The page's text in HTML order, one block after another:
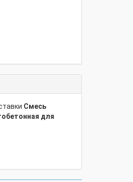
Смесь
для